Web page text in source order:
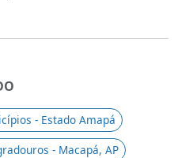
- Estado Amapá
- Macapá, AP